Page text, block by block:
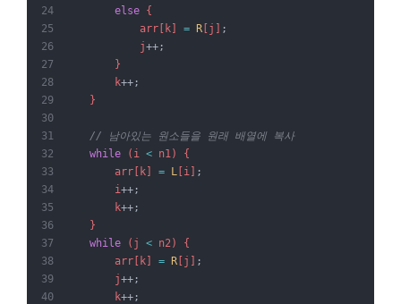
else {
            arr[k]
= R [j] ;
            j
++;
        }
        k
++;
    }
// 남아있는 원소들을 원래 배열에 복사
while (i < n1) {
        arr[k]
= L [i] ;
        i
++;
        k
++;
    }
while (j < n2) {
        arr[k]
= R [j] ;
        j
++;
        k
++;